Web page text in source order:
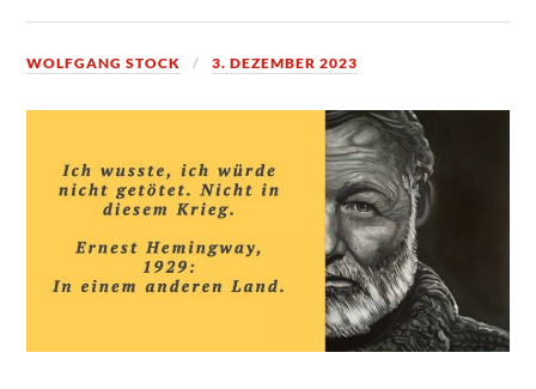
WOLFGANG STOCK 3. DEZEMBER 2023